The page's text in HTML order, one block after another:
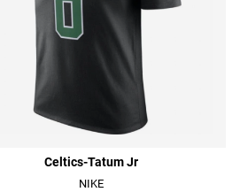
Celtics-Tatum Jr
NIKE